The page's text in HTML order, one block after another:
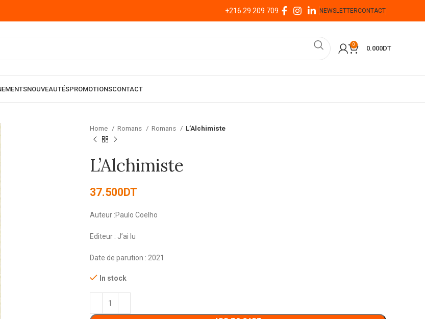
+216 29 209 709 NEWSLETTERCONTACT
0
0.000DT
NOUVEAUTÉSPROMOTIONSCONTACT
Home Romans Romans L’Alchimiste
L’Alchimiste
37.500DT
Auteur :Paulo Coelho
Editeur : J’ai lu
Date de parution : 2021
In stock